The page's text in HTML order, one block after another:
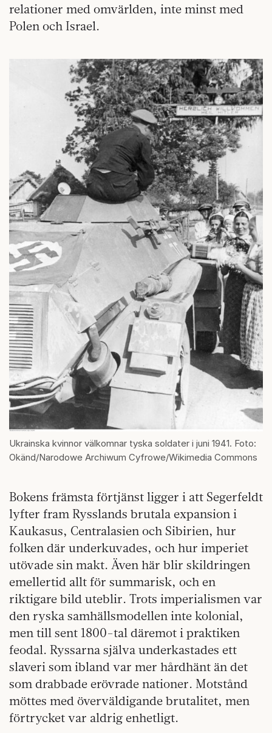
relationer med omvärlden, inte minst med
Polen och Israel.
Ukrainska kvinnor välkomnar tyska soldater i juni 1941. Foto:
Okänd/Narodowe Archiwum Cyfrowe/Wikimedia Commons
Bokens främsta förtjänst ligger i att Segerfeldt
lyfter fram Rysslands brutala expansion i
Kaukasus, Centralasien och Sibirien, hur
folken där underkuvades, och hur imperiet
utövade sin makt. Även här blir skildringen
emellertid allt för summarisk, och en
riktigare bild uteblir. Trots imperialismen var
den ryska samhällsmodellen inte kolonial,
men till sent 1800-tal däremot i praktiken
feodal. Ryssarna själva underkastades ett
slaveri som ibland var mer hårdhänt än det
som drabbade erövrade nationer. Motstånd
möttes med överväldigande brutalitet, men
förtrycket var aldrig enhetligt.